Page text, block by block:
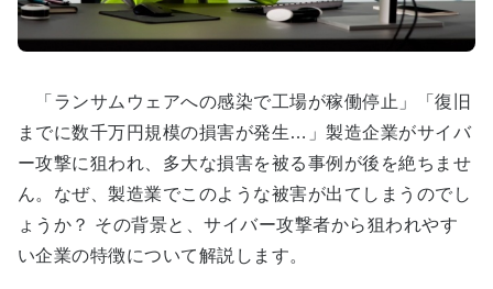
「ランサムウェアへの感染で工場が稼働停止」「復旧
までに数千万円規模の損害が発生…」製造企業がサイバ
ー攻撃に狙われ、多大な損害を被る事例が後を絶ちませ
ん。なぜ、製造業でこのような被害が出てしまうのでし
ょうか？ その背景と、サイバー攻撃者から狙われやす
い企業の特徴について解説します。